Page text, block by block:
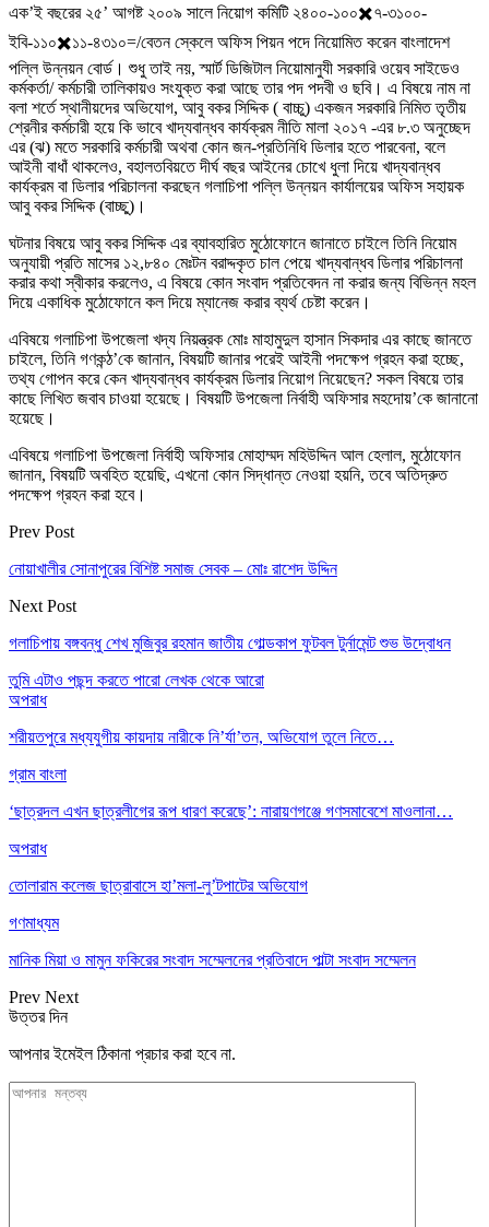
এক’ই বছরের ২৫’ আগষ্ট ২০০৯ সালে নিয়োগ কমিটি ২৪০০-১০০✖️৭-৩১০০-
ইবি-১১০✖️১১-৪৩১০=/বেতন স্কেলে অফিস পিয়ন পদে নিয়োমিত করেন বাংলাদেশ
পল্লি উন্নয়ন বোর্ড। শুধু তাই নয়, স্মার্ট ডিজিটাল নিয়োমানুযী সরকারি ওয়েব সাইডেও
কর্মকর্তা/ কর্মচারী তালিকায়ও সংযুক্ত করা আছে তার পদ পদবী ও ছবি। এ বিষয়ে নাম না
বলা শর্তে স্থানীয়দের অভিযোগ, আবু বকর সিদ্দিক ( বাচ্চু) একজন সরকারি নিমিত তৃতীয়
শ্রেনীর কর্মচারী হয়ে কি ভাবে খাদ্যবান্ধব কার্যক্রম নীতি মালা ২০১৭ -এর ৮.৩ অনুচ্ছেদ
এর (ঝ) মতে সরকারি কর্মচারী অথবা কোন জন-প্রতিনিধি ডিলার হতে পারবেনা, বলে
আইনী বাধাঁ থাকলেও, বহালতবিয়তে দীর্ঘ বছর আইনের চোখে ধুলা দিয়ে খাদ্যবান্ধব
কার্যক্রম বা ডিলার পরিচালনা করছেন গলাচিপা পল্লি উন্নয়ন কার্যালয়ের অফিস সহায়ক
আবু বকর সিদ্দিক (বাচ্ছু)।
ঘটনার বিষয়ে আবু বকর সিদ্দিক এর ব্যাবহারিত মুঠোফোনে জানাতে চাইলে তিনি নিয়োম
অনুযায়ী প্রতি মাসের ১২,৮৪০ মেঃটন বরাদ্দকৃত চাল পেয়ে খাদ্যবান্ধব ডিলার পরিচালনা
করার কথা স্বীকার করলেও, এ বিষয়ে কোন সংবাদ প্রতিবেদন না করার জন্য বিভিন্ন মহল
দিয়ে একাধিক মুঠোফোনে কল দিয়ে ম্যানেজ করার ব্যর্থ চেষ্টা করেন।
এবিষয়ে গলাচিপা উপজেলা খদ্য নিয়ন্ত্রক মোঃ মাহামুদুল হাসান সিকদার এর কাছে জানতে
চাইলে, তিনি গণকন্ঠ’কে জানান, বিষয়টি জানার পরেই আইনী পদক্ষেপ গ্রহন করা হচ্ছে,
তথ্য গোপন করে কেন খাদ্যবান্ধব কার্যক্রম ডিলার নিয়োগ নিয়েছেন? সকল বিষয়ে তার
কাছে লিখিত জবাব চাওয়া হয়েছে। বিষয়টি উপজেলা নির্বাহী অফিসার মহদোয়’কে জানানো
হয়েছে।
এবিষয়ে গলাচিপা উপজেলা নির্বাহী অফিসার মোহাম্মদ মহিউদ্দিন আল হেলাল, মুঠোফোন
জানান, বিষয়টি অবহিত হয়েছি, এখনো কোন সিদ্ধান্ত নেওয়া হয়নি, তবে অতিদ্রুত
পদক্ষেপ গ্রহন করা হবে।
Prev Post
নোয়াখালীর সোনাপুরের বিশিষ্ট সমাজ সেবক – মোঃ রাশেদ উদ্দিন
Next Post
গলাচিপায় বঙ্গবন্ধু শেখ মুজিবুর রহমান জাতীয় গোল্ডকাপ ফুটবল টুর্নামেন্ট শুভ উদ্বোধন
তুমি এটাও পছন্দ করতে পারো লেখক থেকে আরো
অপরাধ
শরীয়তপুরে মধ্যযুগীয় কায়দায় নারীকে নি’র্যা’তন, অভিযোগ তুলে নিতে…
গ্রাম বাংলা
‘ছাত্রদল এখন ছাত্রলীগের রূপ ধারণ করেছে’: নারায়ণগঞ্জে গণসমাবেশে মাওলানা…
অপরাধ
তোলারাম কলেজ ছাত্রাবাসে হা’মলা-লু’টপাটের অভিযোগ
গণমাধ্যম
মানিক মিয়া ও মামুন ফকিরের সংবাদ সম্মেলনের প্রতিবাদে পাল্টা সংবাদ সম্মেলন
Prev Next
উত্তর দিন
আপনার ইমেইল ঠিকানা প্রচার করা হবে না.